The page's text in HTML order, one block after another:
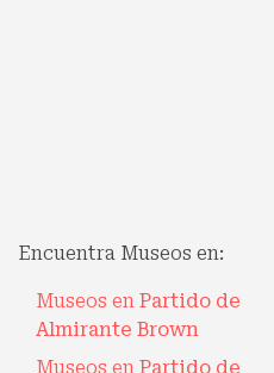
Encuentra Museos en:
Museos en Partido de
Almirante Brown
Museos en Partido de